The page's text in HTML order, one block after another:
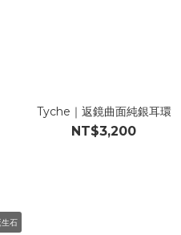
Tyche｜返鏡曲面純銀耳環
NT$3,200
生石